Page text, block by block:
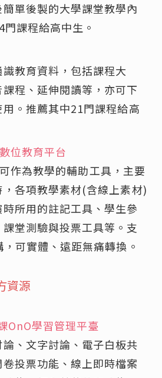
單後製的大學課堂教學內
課程給高中生。
教育資料，包括課程大
程、延伸閱讀等，亦可下
。推薦其中21門課程給高
位教育平台
作為教學的輔助工具，主要
各項教學素材(含線上素材)
所用的註記工具、學生參
堂測驗與投票工具等。支
可實體、遠距無痛轉換。
資源
OnO學習管理平臺
、文字討論、電子白板共
投票功能、線上即時檔案